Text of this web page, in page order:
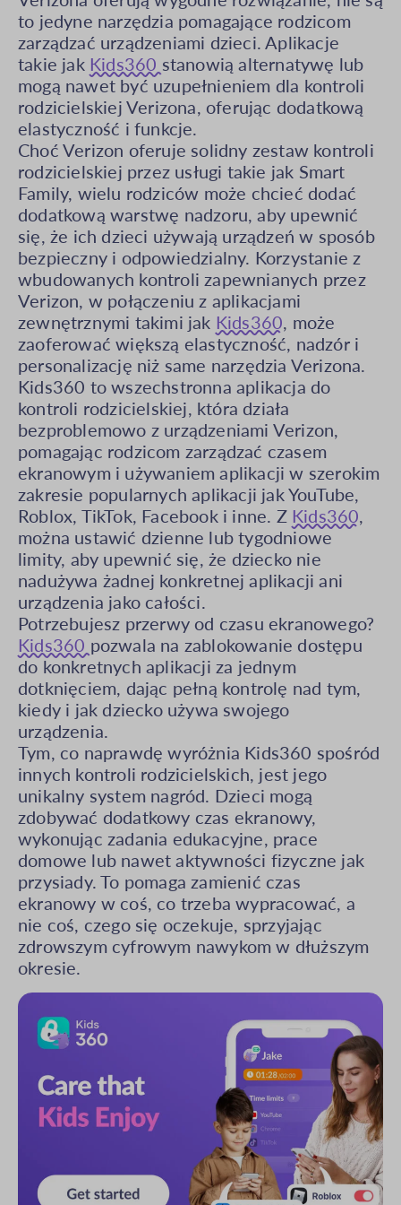
to jedyne narzędzia pomagające rodzicom
zarządzać urządzeniami dzieci. Aplikacje
takie jak Kids360 stanowią alternatywę lub
mogą nawet być uzupełnieniem dla kontroli
rodzicielskiej Verizona, oferując dodatkową
elastyczność i funkcje.
Choć Verizon oferuje solidny zestaw kontroli
rodzicielskiej przez usługi takie jak Smart
Family, wielu rodziców może chcieć dodać
dodatkową warstwę nadzoru, aby upewnić
się, że ich dzieci używają urządzeń w sposób
bezpieczny i odpowiedzialny. Korzystanie z
wbudowanych kontroli zapewnianych przez
Verizon, w połączeniu z aplikacjami
zewnętrznymi takimi jak Kids360, może
zaoferować większą elastyczność, nadzór i
personalizację niż same narzędzia Verizona.
Kids360 to wszechstronna aplikacja do
kontroli rodzicielskiej, która działa
bezproblemowo z urządzeniami Verizon,
pomagając rodzicom zarządzać czasem
ekranowym i używaniem aplikacji w szerokim
zakresie popularnych aplikacji jak YouTube,
Roblox, TikTok, Facebook i inne. Z Kids360,
można ustawić dzienne lub tygodniowe
limity, aby upewnić się, że dziecko nie
nadużywa żadnej konkretnej aplikacji ani
urządzenia jako całości.
Potrzebujesz przerwy od czasu ekranowego?
Kids360 pozwala na zablokowanie dostępu
do konkretnych aplikacji za jednym
dotknięciem, dając pełną kontrolę nad tym,
kiedy i jak dziecko używa swojego
urządzenia.
Tym, co naprawdę wyróżnia Kids360 spośród
innych kontroli rodzicielskich, jest jego
unikalny system nagród. Dzieci mogą
zdobywać dodatkowy czas ekranowy,
wykonując zadania edukacyjne, prace
domowe lub nawet aktywności fizyczne jak
przysiady. To pomaga zamienić czas
ekranowy w coś, co trzeba wypracować, a
nie coś, czego się oczekuje, sprzyjając
zdrowszym cyfrowym nawykom w dłuższym
okresie.